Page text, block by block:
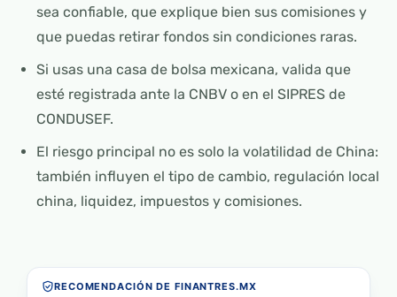
sea confiable, que explique bien sus comisiones y
que puedas retirar fondos sin condiciones raras.
Si usas una casa de bolsa mexicana, valida que
esté registrada ante la CNBV o en el SIPRES de
CONDUSEF.
El riesgo principal no es solo la volatilidad de China:
también influyen el tipo de cambio, regulación local
china, liquidez, impuestos y comisiones.
RECOMENDACIÓN DE FINANTRES.MX